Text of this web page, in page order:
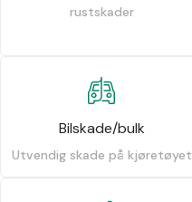
rustskader
Bilskade/bulk
Utvendig skade på kjøretøyet